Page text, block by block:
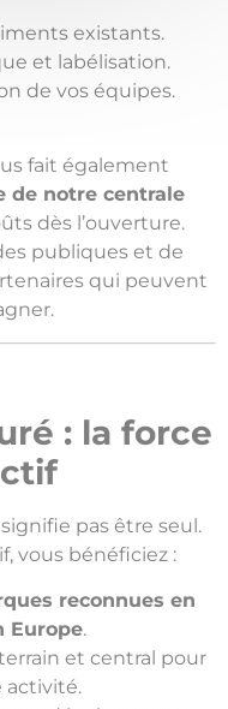
existants.
et labélisation.
de vos équipes.
fait également
de notre centrale
dès l’ouverture.
publiques et de
qui peuvent
: la force
pas être seul.
vous bénéficiez :
s reconnues en
Europe.
et central pour
activité.